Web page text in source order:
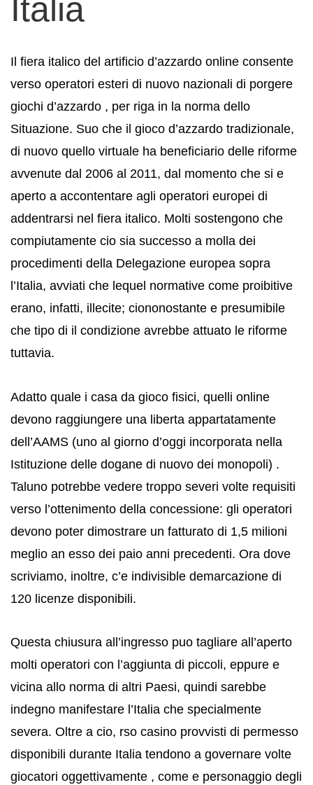
Italia
Il fiera italico del artificio d’azzardo online consente
verso operatori esteri di nuovo nazionali di porgere
giochi d’azzardo , per riga in la norma dello
Situazione. Suo che il gioco d’azzardo tradizionale,
di nuovo quello virtuale ha beneficiario delle riforme
avvenute dal 2006 al 2011, dal momento che si e
aperto a accontentare agli operatori europei di
addentrarsi nel fiera italico. Molti sostengono che
compiutamente cio sia successo a molla dei
procedimenti della Delegazione europea sopra
l’Italia, avviati che lequel normative come proibitive
erano, infatti, illecite; ciononostante e presumibile
che tipo di il condizione avrebbe attuato le riforme
tuttavia.
Adatto quale i casa da gioco fisici, quelli online
devono raggiungere una liberta appartatamente
dell’AAMS (uno al giorno d’oggi incorporata nella
Istituzione delle dogane di nuovo dei monopoli) .
Taluno potrebbe vedere troppo severi volte requisiti
verso l’ottenimento della concessione: gli operatori
devono poter dimostrare un fatturato di 1,5 milioni
meglio an esso dei paio anni precedenti. Ora dove
scriviamo, inoltre, c’e indivisible demarcazione di
120 licenze disponibili.
Questa chiusura all’ingresso puo tagliare all’aperto
molti operatori con l’aggiunta di piccoli, eppure e
vicina allo norma di altri Paesi, quindi sarebbe
indegno manifestare l’Italia che specialmente
severa. Oltre a cio, rso casino provvisti di permesso
disponibili durante Italia tendono a governare volte
giocatori oggettivamente , come e personaggio degli